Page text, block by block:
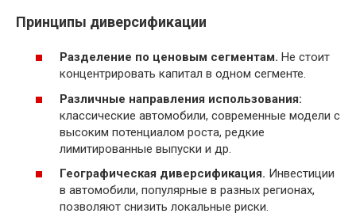
Принципы диверсификации
Разделение по ценовым сегментам. Не стоит
концентрировать капитал в одном сегменте.
Различные направления использования:
классические автомобили, современные модели с
высоким потенциалом роста, редкие
лимитированные выпуски и др.
Географическая диверсификация. Инвестиции
в автомобили, популярные в разных регионах,
позволяют снизить локальные риски.